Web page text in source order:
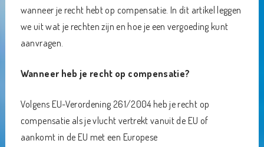
wanneer je recht hebt op compensatie. In dit artikel leggen
we uit wat je rechten zijn en hoe je een vergoeding kunt
aanvragen.
Wanneer heb je recht op compensatie?
Volgens EU-Verordening 261/2004 heb je recht op
compensatie als je vlucht vertrekt vanuit de EU of
aankomt in de EU met een Europese